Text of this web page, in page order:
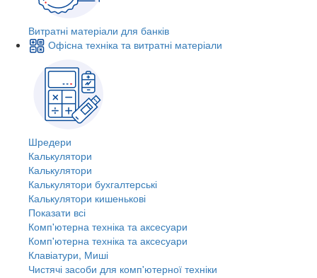
Витратні матеріали для банків
Офісна техніка та витратні матеріали
Шредери
Калькулятори
Калькулятори
Калькулятори бухгалтерські
Калькулятори кишенькові
Показати всі
Комп'ютерна техніка та аксесуари
Комп'ютерна техніка та аксесуари
Клавіатури, Миші
Чистячі засоби для комп'ютерної техніки